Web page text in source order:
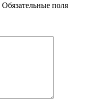
Обязательные поля